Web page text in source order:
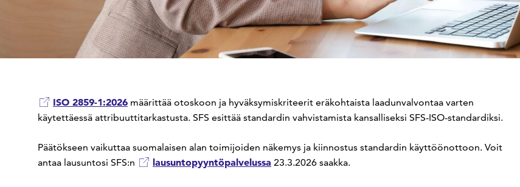
ISO 2859-1:2026 määrittää otoskoon ja hyväksymiskriteerit eräkohtaista laadunvalvontaa varten
käytettäessä attribuuttitarkastusta. SFS esittää standardin vahvistamista kansalliseksi SFS-ISO-standardiksi.
Päätökseen vaikuttaa suomalaisen alan toimijoiden näkemys ja kiinnostus standardin käyttöönottoon. Voit
antaa lausuntosi SFS:n
lausuntopyyntöpalvelussa 23.3.2026 saakka.